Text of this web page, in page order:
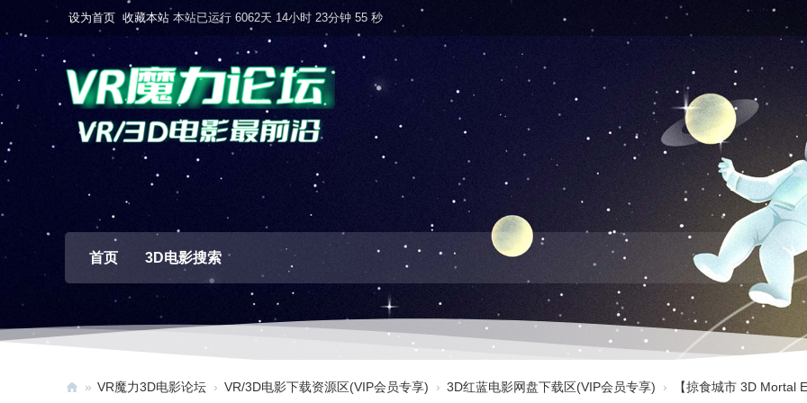
设为首页 收藏本站 本站已运行 6062天 14小时 23分钟 56 秒
首页 3D电影搜索
» VR魔力3D电影论坛 › VR/3D电影下载资源区(VIP会员专享) › 3D红蓝电影网盘下载区(VIP会员专享) › 【掠食城市 3D Mortal